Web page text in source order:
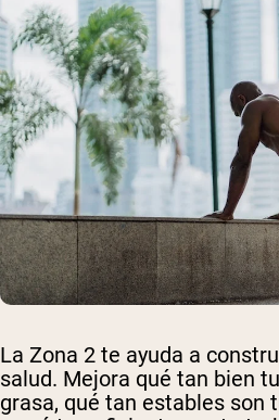
La Zona 2 te ayuda a
salud. Mejora qué tan bien
grasa, qué tan estables son